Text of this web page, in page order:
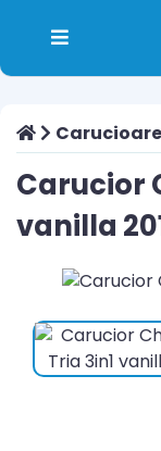
Carucioare
Carucior
vanilla